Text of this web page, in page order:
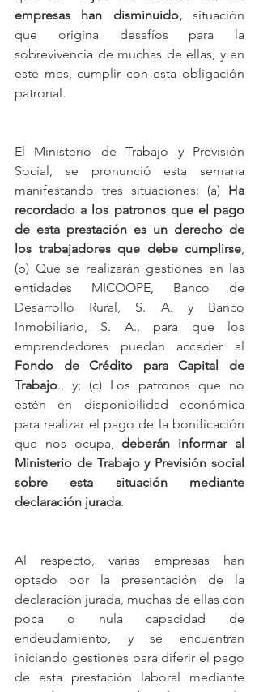
empresas han disminuido, situación
que origina desafíos para la
sobrevivencia de muchas de ellas, y en
este mes, cumplir con esta obligación
patronal.
El Ministerio de Trabajo y Previsión
Social, se pronunció esta semana
manifestando tres situaciones: (a) Ha
recordado a los patronos que el pago
de esta prestación es un derecho de
los trabajadores que debe cumplirse,
(b) Que se realizarán gestiones en las
entidades MICOOPE, Banco de
Desarrollo Rural, S. A. y Banco
Inmobiliario, S. A., para que los
Fondo de Crédito para Capital de
Trabajo., y; (c) Los patronos que no
estén en disponibilidad económica
para realizar el pago de la bonificación
que nos ocupa, deberán informar al
Ministerio de Trabajo y Previsión social
sobre esta situación mediante
declaración jurada.
Al respecto, varias empresas han
optado por la presentación de la
declaración jurada, muchas de ellas con
poca o nula capacidad de
endeudamiento, y se encuentran
iniciando gestiones para diferir el pago
de esta prestación laboral mediante